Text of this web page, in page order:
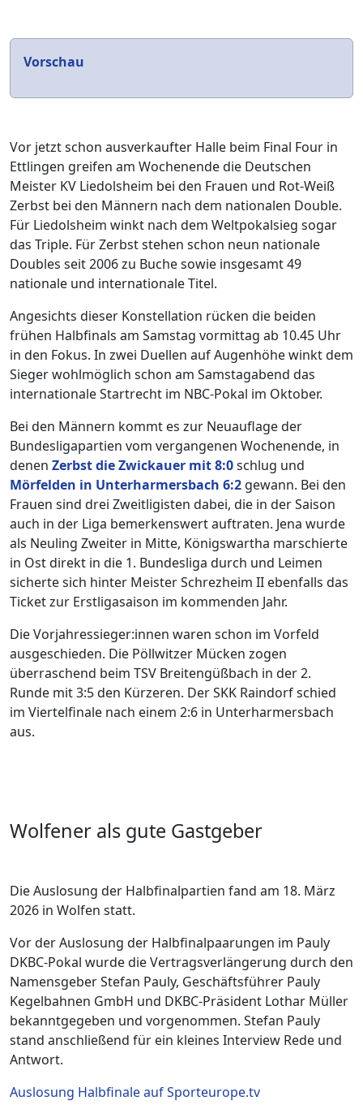
Vorschau
Vor jetzt schon ausverkaufter Halle beim Final Four in
Ettlingen greifen am Wochenende die Deutschen
Meister KV Liedolsheim bei den Frauen und Rot-Weiß
Zerbst bei den Männern nach dem nationalen Double.
Für Liedolsheim winkt nach dem Weltpokalsieg sogar
das Triple. Für Zerbst stehen schon neun nationale
Doubles seit 2006 zu Buche sowie insgesamt 49
nationale und internationale Titel.
Angesichts dieser Konstellation rücken die beiden
frühen Halbfinals am Samstag vormittag ab 10.45 Uhr
in den Fokus. In zwei Duellen auf Augenhöhe winkt dem
Sieger wohlmöglich schon am Samstagabend das
internationale Startrecht im NBC-Pokal im Oktober.
Bei den Männern kommt es zur Neuauflage der
Bundesligapartien vom vergangenen Wochenende, in
denen Zerbst die Zwickauer mit 8:0schlug und
Mörfelden in Unterharmersbach 6:2 gewann. Bei den
Frauen sind drei Zweitligisten dabei, die in der Saison
auch in der Liga bemerkenswert auftraten. Jena wurde
als Neuling Zweiter in Mitte, Königswartha marschierte
in Ost direkt in die 1. Bundesliga durch und Leimen
sicherte sich hinter Meister Schrezheim II ebenfalls das
Ticket zur Erstligasaison im kommenden Jahr.
Die Vorjahressieger:innen waren schon im Vorfeld
ausgeschieden. Die Pöllwitzer Mücken zogen
überraschend beim TSV Breitengüßbach in der 2.
Runde mit 3:5 den Kürzeren. Der SKK Raindorf schied
im Viertelfinale nach einem 2:6 in Unterharmersbach
aus.
Wolfener als gute Gastgeber
Die Auslosung der Halbfinalpartien fand am 18. März
2026 in Wolfen statt.
Vor der Auslosung der Halbfinalpaarungen im Pauly
DKBC-Pokal wurde die Vertragsverlängerung durch den
Namensgeber Stefan Pauly, Geschäftsführer Pauly
Kegelbahnen GmbH und DKBC-Präsident Lothar Müller
bekanntgegeben und vorgenommen. Stefan Pauly
stand anschließend für ein kleines Interview Rede und
Antwort.
Auslosung Halbfinale auf Sporteurope.tv